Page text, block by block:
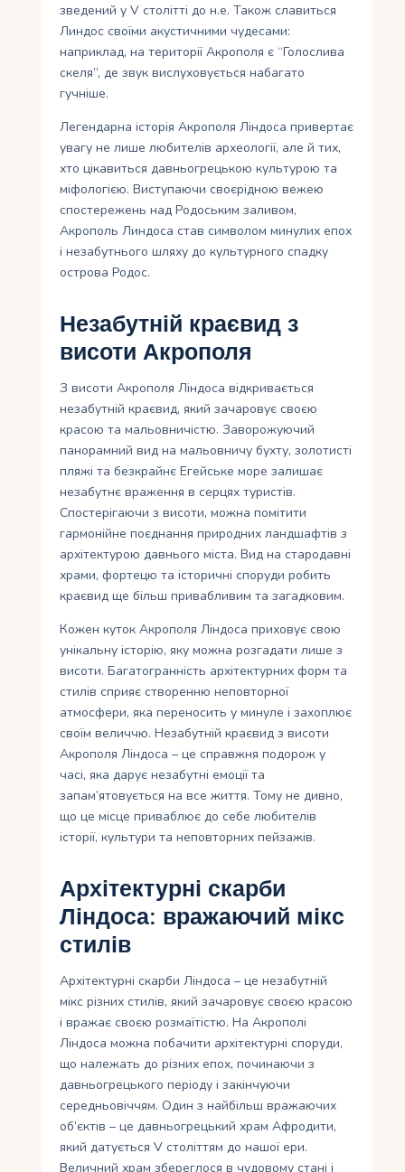
зведений у V столітті до н.е. Також славиться
Линдос своїми акустичними чудесами:
наприклад, на території Акрополя є “Голослива
скеля”, де звук вислуховується набагато
гучніше.
Легендарна історія Акрополя Ліндоса привертає
увагу не лише любителів археології, але й тих,
хто цікавиться давньогрецькою культурою та
міфологією. Виступаючи своєрідною вежею
спостережень над Родоським заливом,
Акрополь Линдоса став символом минулих епох
і незабутнього шляху до культурного спадку
острова Родос.
Незабутній краєвид з
висоти Акрополя
З висоти Акрополя Ліндоса відкривається
незабутній краєвид, який зачаровує своєю
красою та мальовничістю. Заворожуючий
панорамний вид на мальовничу бухту, золотисті
пляжі та безкрайнє Егейське море залишає
незабутнє враження в серцях туристів.
Спостерігаючи з висоти, можна помітити
гармонійне поєднання природних ландшафтів з
архітектурою давнього міста. Вид на стародавні
храми, фортецю та історичні споруди робить
краєвид ще більш привабливим та загадковим.
Кожен куток Акрополя Ліндоса приховує свою
унікальну історію, яку можна розгадати лише з
висоти. Багатогранність архітектурних форм та
стилів сприяє створенню неповторної
атмосфери, яка переносить у минуле і захоплює
своїм величчю. Незабутній краєвид з висоти
Акрополя Ліндоса – це справжня подорож у
часі, яка дарує незабутні емоції та
запам’ятовується на все життя. Тому не дивно,
що це місце приваблює до себе любителів
історії, культури та неповторних пейзажів.
Архітектурні скарби
Ліндоса: вражаючий мікс
стилів
Архітектурні скарби Ліндоса – це незабутній
мікс різних стилів, який зачаровує своєю красою
і вражає своєю розмаїтістю. На Акрополі
Ліндоса можна побачити архітектурні споруди,
що належать до різних епох, починаючи з
давньогрецького періоду і закінчуючи
середньовіччям. Один з найбільш вражаючих
об’єктів – це давньогрецький храм Афродити,
який датується V століттям до нашої ери.
Величний храм збереглося в чудовому стані і